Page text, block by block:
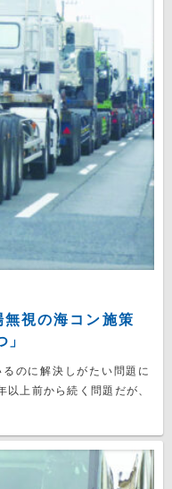
視の海コン施策
のに解決しがたい問題に
以上前から続く問題だが、